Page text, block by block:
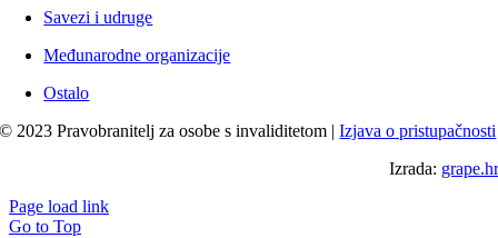
Savezi i udruge
Međunarodne organizacije
Ostalo
© 2023 Pravobranitelj za osobe s invaliditetom |Izjava o pristupačnosti
Izrada: grape.hr
Page load link
Go to Top